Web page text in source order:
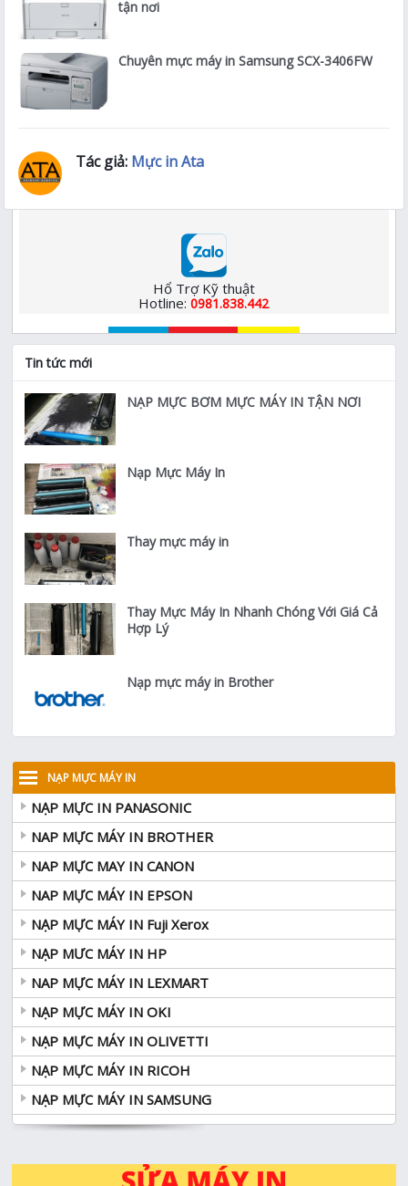
tận nơi
Chuyên mực máy in Samsung SCX-3406FW
Tác giả: Mực in Ata
Hổ Trợ Kỹ thuật
Hotline:0981.838.442
Tin tức mới
NẠP MỰC BƠM MỰC MÁY IN TẬN NƠI
Nạp Mực Máy In
Thay mực máy in
Thay Mực Máy In Nhanh Chóng Với Giá Cả
Hợp Lý
Nạp mực máy in Brother
NẠP MỰC MÁY IN
NẠP MỰC IN PANASONIC
NAP MỰC MÁY IN BROTHER
NAP MỰC MAY IN CANON
NAP MỰC MÁY IN EPSON
NẠP MỰC MÁY IN Fuji Xerox
NẠP MƯC MÁY IN HP
NAP MỰC MÁY IN LEXMART
NẠP MỰC MÁY IN OKI
NẠP MỰC MÁY IN OLIVETTI
NẠP MỰC MÁY IN RICOH
NẠP MỰC MÁY IN SAMSUNG